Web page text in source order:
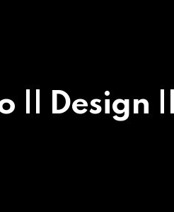
|| Design